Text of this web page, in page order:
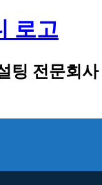
팅 전문회사